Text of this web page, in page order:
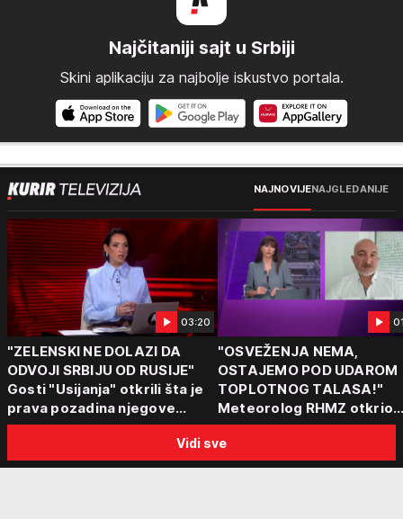
Najčitaniji sajt u Srbiji
Skini aplikaciju za najbolje iskustvo portala.
NAJNOVIJENAJGLEDANIJE
03:20
"ZELENSKI NE DOLAZI DA
ODVOJI SRBIJU OD RUSIJE"
Gosti "Usijanja" otkrili šta je
prava pozadina njegove
posete Beogradu
"OSVEŽENJA NEMA,
OSTAJEMO POD UDAROM
TOPLOTNOG TALASA!"
Meteorolog RHMZ otkrio
kakvo vreme nas čeka do
kraja avgusta
Vidi sve